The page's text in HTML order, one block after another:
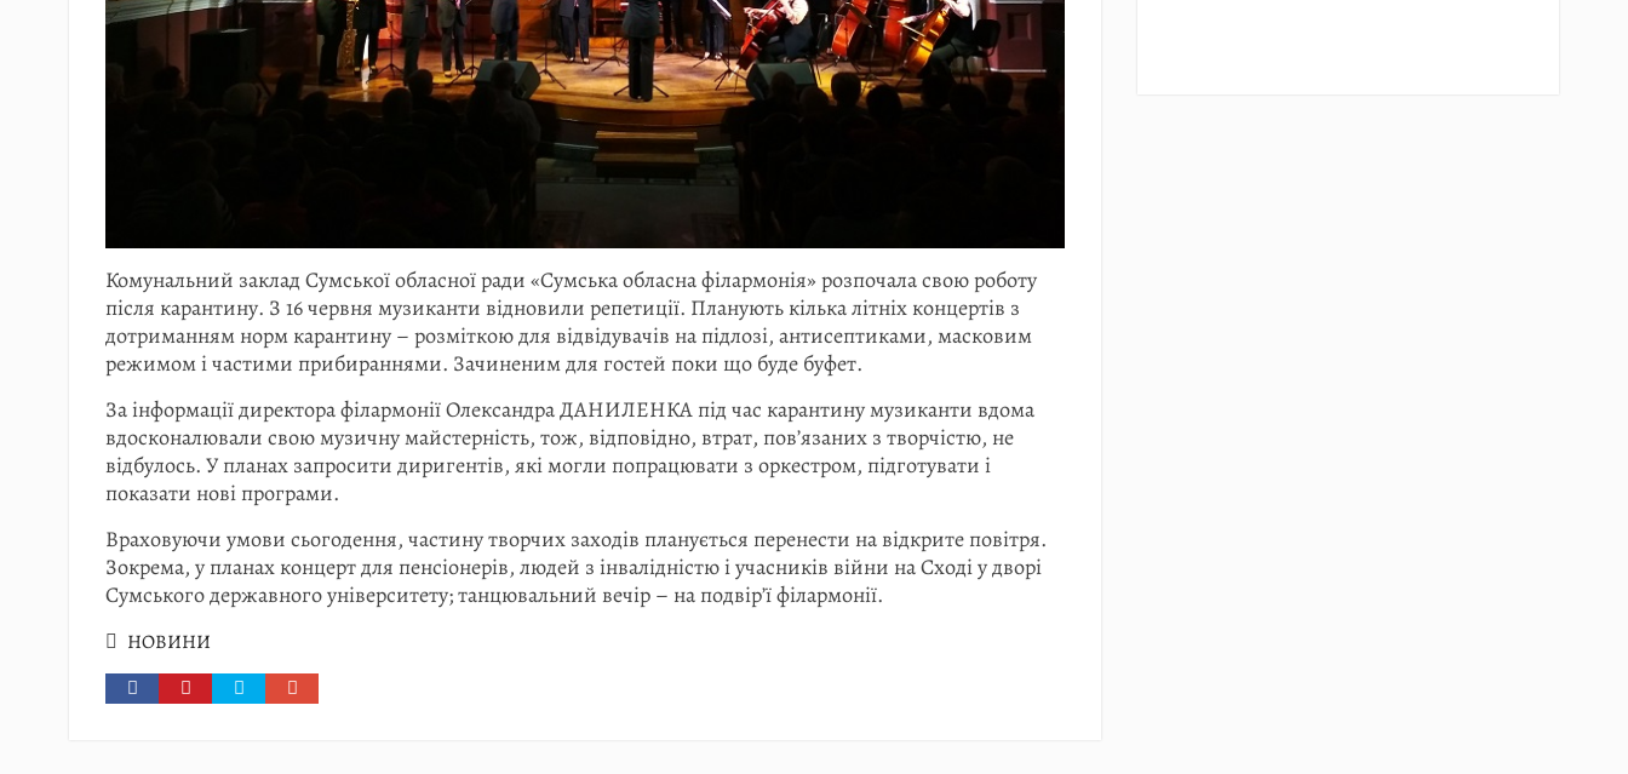
Комунальний заклад Сумської обласної ради «Сумська обласна філармонія» розпочала свою роботу
після карантину. З 16 червня музиканти відновили репетиції. Планують кілька літніх концертів з
дотриманням норм карантину – розміткою для відвідувачів на підлозі, антисептиками, масковим
режимом і частими прибираннями. Зачиненим для гостей поки що буде буфет.
За інформації директора філармонії Олександра ДАНИЛЕНКА під час карантину музиканти вдома
вдосконалювали свою музичну майстерність, тож, відповідно, втрат, пов’язаних з творчістю, не
відбулось. У планах запросити диригентів, які могли попрацювати з оркестром, підготувати і
показати нові програми.
Враховуючи умови сьогодення, частину творчих заходів планується перенести на відкрите повітря.
Зокрема, у планах концерт для пенсіонерів, людей з інвалідністю і учасників війни на Сході у дворі
Сумського державного університету; танцювальний вечір – на подвір’ї філармонії.
НОВИНИ